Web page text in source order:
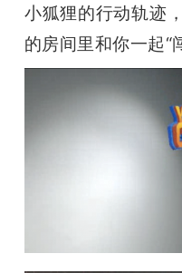
小狐狸的行动轨迹
的房间里和你一起“